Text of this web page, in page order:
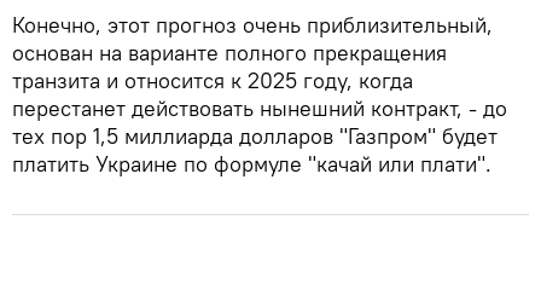
Конечно, этот прогноз очень приблизительный,
основан на варианте полного прекращения
транзита и относится к 2025 году, когда
перестанет действовать нынешний контракт, - до
тех пор 1,5 миллиарда долларов "Газпром" будет
платить Украине по формуле "качай или плати".